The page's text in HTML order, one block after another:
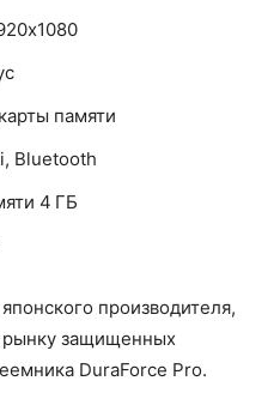
памяти
Bluetooth
4 ГБ
производителя,
рынку защищенных
DuraForce Pro.